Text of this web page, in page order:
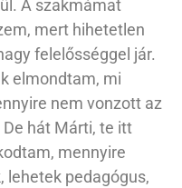
A szakmámat
mert hihetetlen
felelősséggel jár.
elmondtam, mi
nem vonzott az
hát Márti, te itt
mennyire
lehetek pedagógus,